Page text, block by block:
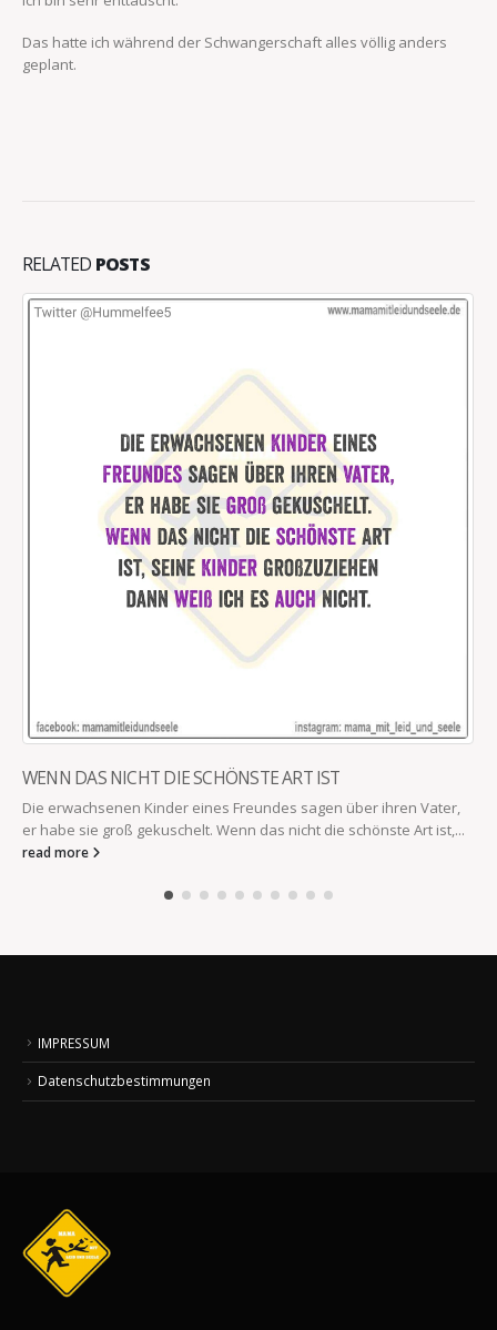
Das hatte ich während der Schwangerschaft alles völlig anders
geplant.
RELATED POSTS
WENN DAS NICHT DIE SCHÖNSTE ART IST
Die erwachsenen Kinder eines Freundes sagen über ihren Vater,
er habe sie groß gekuschelt. Wenn das nicht die schönste Art ist,...
read more
IMPRESSUM
Datenschutzbestimmungen